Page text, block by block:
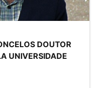
DOUTOR
UNIVERSIDADE